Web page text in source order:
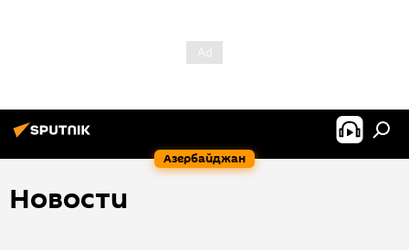
Азербайджан
Новости